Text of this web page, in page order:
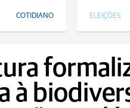
ELEIÇÕES
COTIDIANO
à